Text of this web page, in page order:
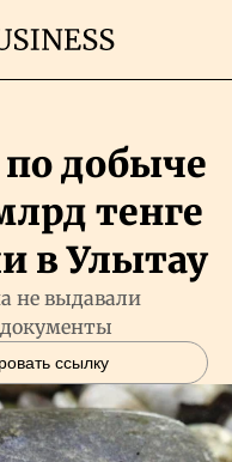
добыче
тенге
в Улытау
не выдавали
ссылку